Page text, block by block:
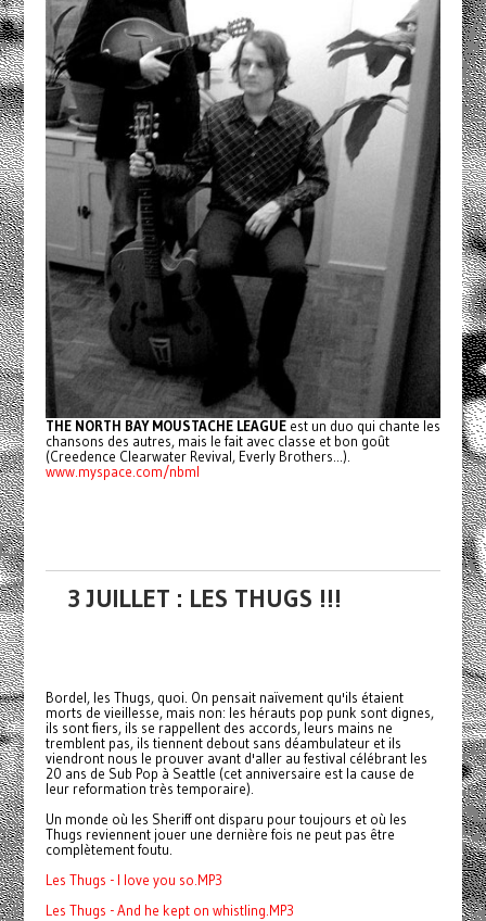
THE NORTH BAY MOUSTACHE LEAGUEest un duo qui chante les
chansons des autres, mais le fait avec classe et bon goût
(Creedence Clearwater Revival, Everly Brothers...).
www.myspace.com/nbml
3 JUILLET : LES THUGS !!!
Bordel, les Thugs, quoi. On pensait naïvement qu'ils étaient
morts de vieillesse, mais non: les hérauts pop punk sont dignes,
ils sont fiers, ils se rappellent des accords, leurs mains ne
tremblent pas, ils tiennent debout sans déambulateur et ils
viendront nous le prouver avant d'aller au festival célébrant les
20 ans de Sub Pop à Seattle (cet anniversaire est la cause de
leur reformation très temporaire).
Un monde où les Sheriff ont disparu pour toujours et où les
Thugs reviennent jouer une dernière fois ne peut pas être
complètement foutu.
Les Thugs - I love you so.MP3
Les Thugs - And he kept on whistling.MP3